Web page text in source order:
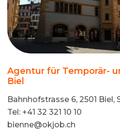
Agentur für Temporär-
Biel
Bahnhofstrasse 6, 2501 Biel,
Tel: +41 32 321 10 10
bienne@okjob.ch